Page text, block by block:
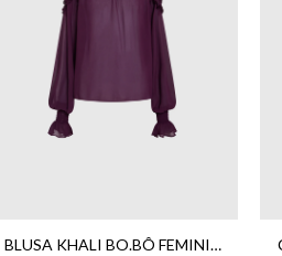
BLUSA KHALI BO.BÔ FEMININA